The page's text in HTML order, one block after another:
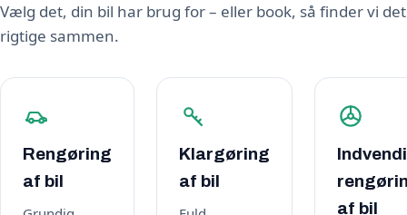
Vælg det, din bil har brug for – eller book, så finder vi det
rigtige sammen.
Rengøring
af bil
Klargøring
af bil
af bil